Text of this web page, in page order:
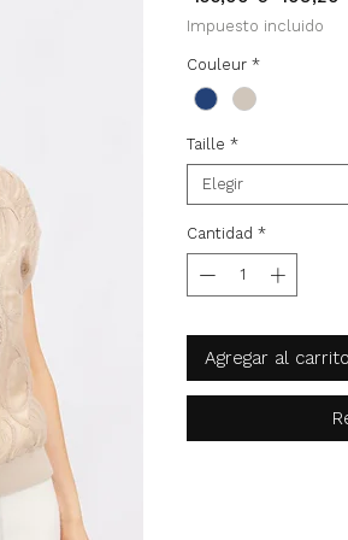
Impuesto incluido
Couleur *
Taille *
Elegir
Cantidad *
Agregar al carrito